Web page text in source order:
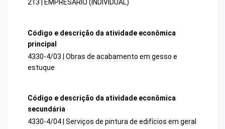
213 | EMPRESARIO (INDIVIDUAL)
Código e descrição da atividade econômica
principal
4330-4/03 | Obras de acabamento em gesso e
estuque
Código e descrição da atividade econômica
secundária
4330-4/04 | Serviços de pintura de edifícios em geral